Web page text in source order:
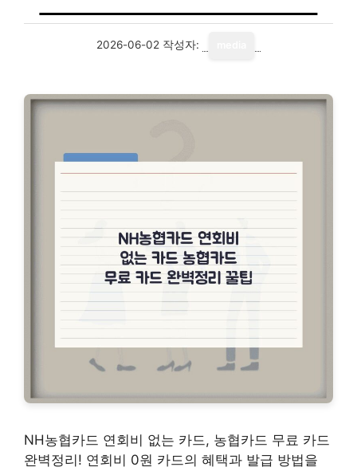
2026-06-02 작성자:
NH농협카드 연회비 없는 카드, 농협카드 무료 카드
완벽정리! 연회비 0원 카드의 혜택과 발급 방법을